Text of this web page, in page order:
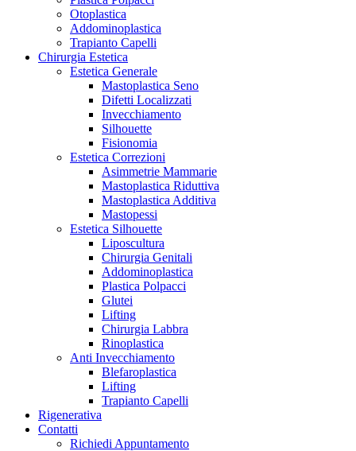
Otoplastica
Addominoplastica
Trapianto Capelli
Chirurgia Estetica
Estetica Generale
Mastoplastica Seno
Difetti Localizzati
Invecchiamento
Silhouette
Fisionomia
Estetica Correzioni
Asimmetrie Mammarie
Mastoplastica Riduttiva
Mastoplastica Additiva
Mastopessi
Estetica Silhouette
Liposcultura
Chirurgia Genitali
Addominoplastica
Plastica Polpacci
Glutei
Lifting
Chirurgia Labbra
Rinoplastica
Anti Invecchiamento
Blefaroplastica
Lifting
Trapianto Capelli
Rigenerativa
Contatti
Richiedi Appuntamento